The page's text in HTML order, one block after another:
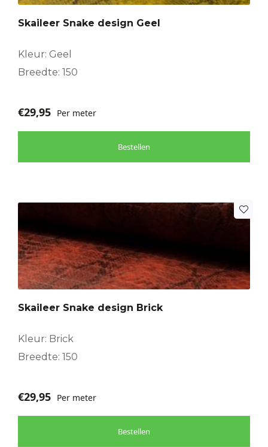
Skaileer Snake design Geel
Kleur: Geel
Breedte: 150
€29,95 Per meter
Bestellen
Skaileer Snake design Brick
Kleur: Brick
Breedte: 150
€29,95 Per meter
Bestellen